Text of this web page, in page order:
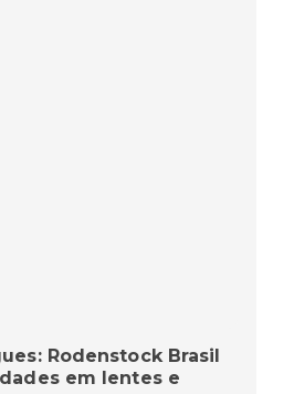
Rodenstock Brasil
em lentes e